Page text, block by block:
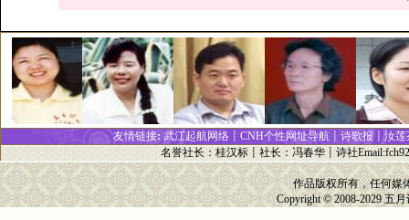
友情链接: 武江起航网络┋ CNH个性网址导航┋ 诗歌报┋汝莲
名誉社长：桂汉标┋社长：冯春华┋诗社Email:
作品版权所有，任何媒
Copyright © 2008-2029 五月